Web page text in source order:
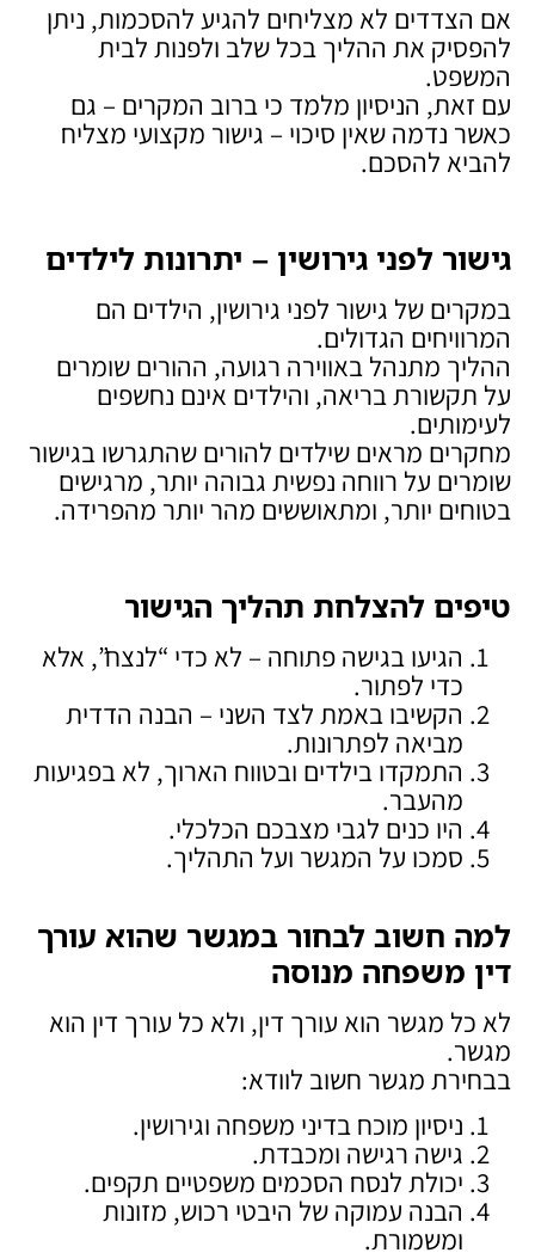
אם הצדדים לא מצליחים להגיע להסכמות, ניתן
להפסיק את ההליך בכל שלב ולפנות לבית
המשפט.
עם זאת, הניסיון מלמד כי ברוב המקרים – גם
כאשר נדמה שאין סיכוי – גישור מקצועי מצליח
להביא להסכם.
גישור לפני גירושין – יתרונות לילדים
במקרים של גישור לפני גירושין, הילדים הם
המרוויחים הגדולים.
ההליך מתנהל באווירה רגועה, ההורים שומרים
על תקשורת בריאה, והילדים אינם נחשפים
לעימותים.
מחקרים מראים שילדים להורים שהתגרשו בגישור
שומרים על רווחה נפשית גבוהה יותר, מרגישים
בטוחים יותר, ומתאוששים מהר יותר מהפרידה.
טיפים להצלחת תהליך הגישור
הגיעו בגישה פתוחה – לא כדי “לנצח”, אלא
כדי לפתור.
הקשיבו באמת לצד השני – הבנה הדדית
מביאה לפתרונות.
התמקדו בילדים ובטווח הארוך, לא בפגיעות
מהעבר.
היו כנים לגבי מצבכם הכלכלי.
סמכו על המגשר ועל התהליך.
למה חשוב לבחור במגשר שהוא עורך
דין משפחה מנוסה
לא כל מגשר הוא עורך דין, ולא כל עורך דין הוא
מגשר.
בבחירת מגשר חשוב לוודא:
ניסיון מוכח בדיני משפחה וגירושין.
גישה רגישה ומכבדת.
יכולת לנסח הסכמים משפטיים תקפים.
הבנה עמוקה של היבטי רכוש, מזונות
ומשמורת.